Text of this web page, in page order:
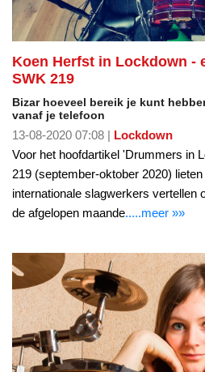
Koen Herfst in Lockdown -
SWK 219
Bizar hoeveel bereik je kunt
vanaf je telefoon
13-08-2020 07:08 | Lockdown
Voor het hoofdartikel 'Drummers in
219 (september-oktober 2020)
internationale slagwerkers vertellen
de afgelopen maande.....meer »»